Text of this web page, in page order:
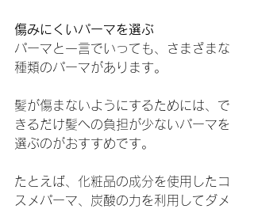
傷みにくいパーマを選ぶ
パーマと一言でいっても、さまざまな
種類のパーマがあります。
髪が傷まないようにするためには、で
きるだけ髪への負担が少ないパーマを
選ぶのがおすすめです。
たとえば、化粧品の成分を使用したコ
スメパーマ、炭酸の力を利用してダメ